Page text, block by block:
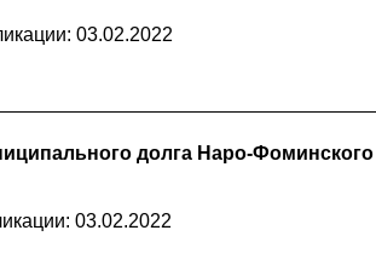
03.02.2022
долга Наро-Фоминского
03.02.2022